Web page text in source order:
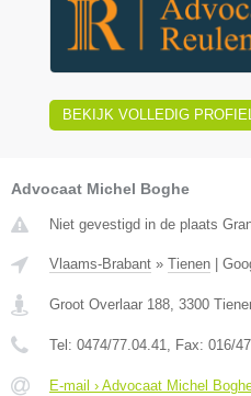
BEKIJK VOLLEDIG
Advocaat Michel Boghe
Niet gevestigd in de plaats
Vlaams-Brabant » Tienen
Groot Overlaar 188, 3300
Tel: 0474/77.04.41, Fax: 016/
E-mail › Advocaat Michel